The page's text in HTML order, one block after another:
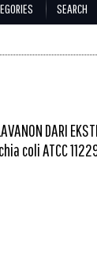
SEARCH
DARI
coli ATCC